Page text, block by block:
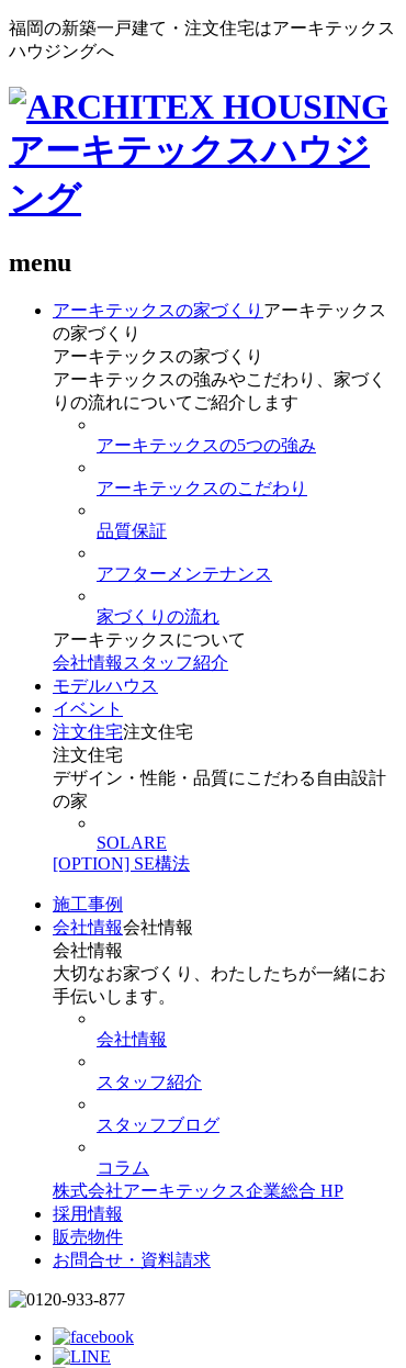
福岡の新築一戸建て・注文住宅はアーキテックス
ハウジングへ
menu
アーキテックスの家づくり アーキテックス
の家づくり
アーキテックスの家づくり
アーキテックスの強みやこだわり、家づく
りの流れについてご紹介します
アーキテックスの5つの強み
アーキテックスのこだわり
品質保証
アフターメンテナンス
家づくりの流れ
アーキテックスについて
会社情報 スタッフ紹介
モデルハウス
イベント
注文住宅注文住宅
注文住宅
デザイン・性能・品質にこだわる自由設計
の家
SOLARE
[OPTION] SE構法
施工事例
会社情報会社情報
会社情報
大切なお家づくり、わたしたちが一緒にお
手伝いします。
会社情報
スタッフ紹介
スタッフブログ
コラム
株式会社アーキテックス企業総合 HP
採用情報
販売物件
お問合せ・資料請求